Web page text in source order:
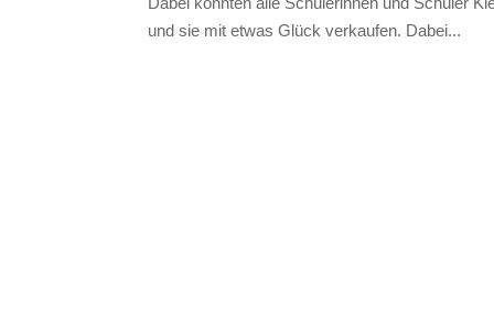
und sie mit etwas Glück verkaufen. Dabei...